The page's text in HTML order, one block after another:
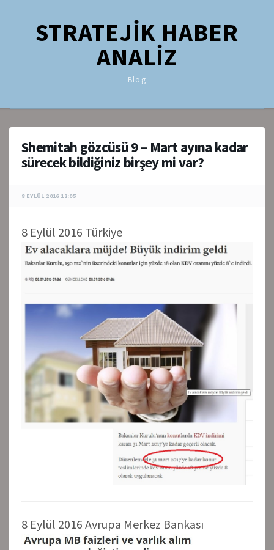
STRATEJİK HABER
ANALİZ
Blog
Shemitah gözcüsü 9 – Mart ayına kadar
sürecek bildiğiniz birşey mi var?
8 EYLÜL 2016 12:05
8 Eylül 2016 Türkiye
8 Eylül 2016 Avrupa Merkez Bankası